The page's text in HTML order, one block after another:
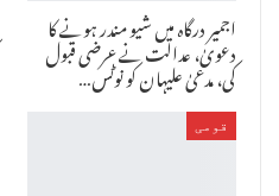
اجمیر درگاہ میں شیو مندر ہونے کا
دعویٰ، عدالت نے عرضی قبول
کی، مدعیٰ علیہان کو نوٹس…
قومی